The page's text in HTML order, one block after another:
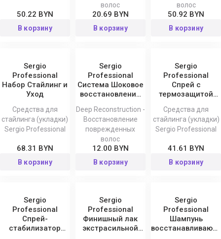
50.22 BYN
В корзину
волос
20.69 BYN
В корзину
волос
50.92 BYN
В корзину
Sergio
Professional
Набор Стайлинг и
Уход
Средства для
стайлинга (укладки)
Sergio Professional
68.31 BYN
В корзину
Sergio
Professional
Система Шоковое
восстановление
Reconstruction
Deep Reconstruction -
Восстановление
поврежденных
волос
12.00 BYN
В корзину
Sergio
Professional
Спрей с
термозащитой
Средства для
стайлинга (укладки)
Sergio Professional
41.61 BYN
В корзину
Sergio
Professional
Спрей-
стабилизатор
Sergio
Professional
Финишный лак
экстрасильной
Sergio
Professional
Шампунь